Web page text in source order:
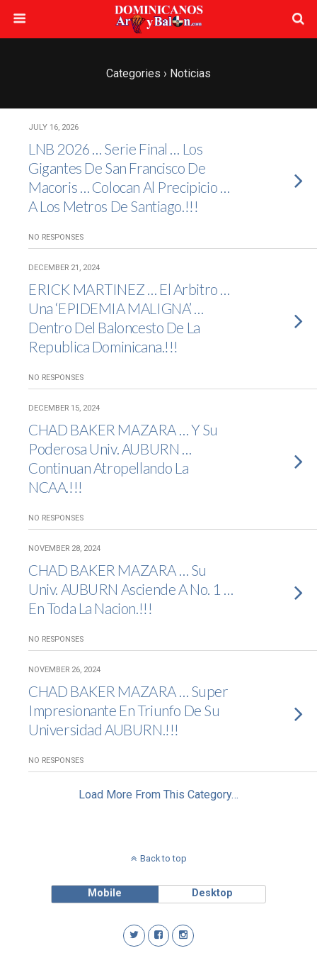
Categories › Noticias
JULY 16, 2026
LNB 2026 … Serie Final … Los
Gigantes De San Francisco De
Macoris … Colocan Al Precipicio …
A Los Metros De Santiago.!!!
NO RESPONSES
DECEMBER 21, 2024
ERICK MARTINEZ … El Arbitro …
Una ‘EPIDEMIA MALIGNA’ …
Dentro Del Baloncesto De La
Republica Dominicana.!!!
NO RESPONSES
DECEMBER 15, 2024
CHAD BAKER MAZARA … Y Su
Poderosa Univ. AUBURN …
Continuan Atropellando La
NCAA.!!!
NO RESPONSES
NOVEMBER 28, 2024
CHAD BAKER MAZARA … Su
Univ. AUBURN Asciende A No. 1 …
En Toda La Nacion.!!!
NO RESPONSES
NOVEMBER 26, 2024
CHAD BAKER MAZARA … Super
Impresionante En Triunfo De Su
Universidad AUBURN.!!!
NO RESPONSES
Load More From This Category…
Back to top
Mobile Desktop